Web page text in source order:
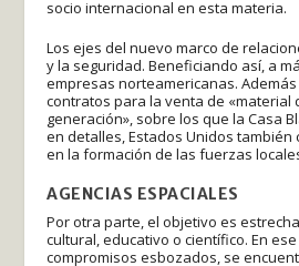
socio internacional en esta materia.
Los ejes del nuevo marco de
y la seguridad. Beneficiando así, a
empresas norteamericanas.
contratos para la venta de «material
generación», sobre los que la Casa
en detalles, Estados Unidos
en la formación de las fuerzas
AGENCIAS ESPACIALES
Por otra parte, el objetivo es
cultural, educativo o científico. En
compromisos esbozados, se